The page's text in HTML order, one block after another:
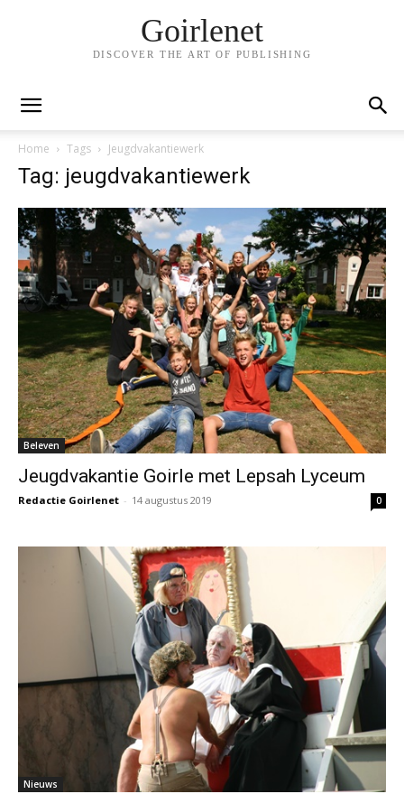
Goirlenet
DISCOVER THE ART OF PUBLISHING
Home Tags Jeugdvakantiewerk
Tag: jeugdvakantiewerk
Beleven
Jeugdvakantie Goirle met Lepsah Lyceum
Redactie Goirlenet - 14 augustus 2019 0
Nieuws